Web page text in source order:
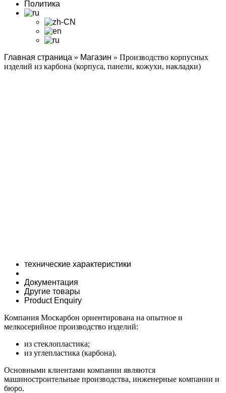
Политика
Главная страница » Магазин » Производство корпусных
изделий из карбона (корпуса, панели, кожухи, накладки)
технические характеристики
Документация
Другие товары
Product Enquiry
Компания Москарбон ориентирована на опытное и
мелкосерийное производство изделий:
из стеклопластика;
из углепластика (карбона).
Основными клиентами компании являются
машиностроительные производства, инженерные компании и
бюро.